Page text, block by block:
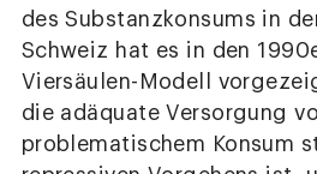
des Substanzkonsums in
Schweiz hat es in den
Viersäulen-Modell
die adäquate Versorgung
problematischem Konsum